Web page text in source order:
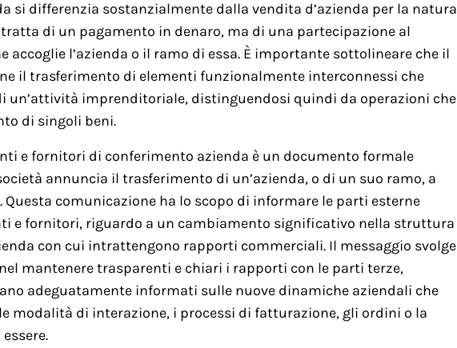
si differenzia sostanzialmente dalla vendita d’azienda per la natura
di un pagamento in denaro, ma di una partecipazione al
accoglie l’azienda o il ramo di essa. È importante sottolineare che il
il trasferimento di elementi funzionalmente interconnessi che
un’attività imprenditoriale, distinguendosi quindi da operazioni che
di singoli beni.
e fornitori di conferimento azienda è un documento formale
annuncia il trasferimento di un’azienda, o di un suo ramo, a
comunicazione ha lo scopo di informare le parti esterne
e fornitori, riguardo a un cambiamento significativo nella struttura
con cui intrattengono rapporti commerciali. Il messaggio svolge
mantenere trasparenti e chiari i rapporti con le parti terze,
adeguatamente informati sulle nuove dinamiche aziendali che
modalità di interazione, i processi di fatturazione, gli ordini o la